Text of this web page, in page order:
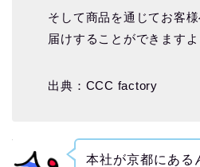
そして商品を通じてお客
届けすることができますよ
出典：CCC factory
本社が京都にある